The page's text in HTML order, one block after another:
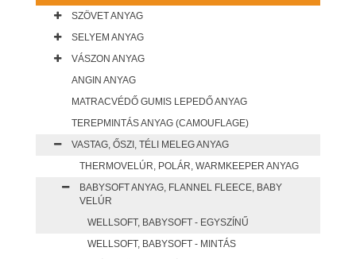
SZÖVET ANYAG
SELYEM ANYAG
VÁSZON ANYAG
ANGIN ANYAG
MATRACVÉDŐ GUMIS LEPEDŐ ANYAG
TEREPMINTÁS ANYAG (CAMOUFLAGE)
VASTAG, ŐSZI, TÉLI MELEG ANYAG
THERMOVELÚR, POLÁR, WARMKEEPER ANYAG
BABYSOFT ANYAG, FLANNEL FLEECE, BABY
VELÚR
WELLSOFT, BABYSOFT - EGYSZÍNŰ
WELLSOFT, BABYSOFT - MINTÁS